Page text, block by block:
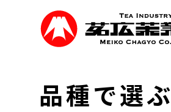
品種で選ぶ